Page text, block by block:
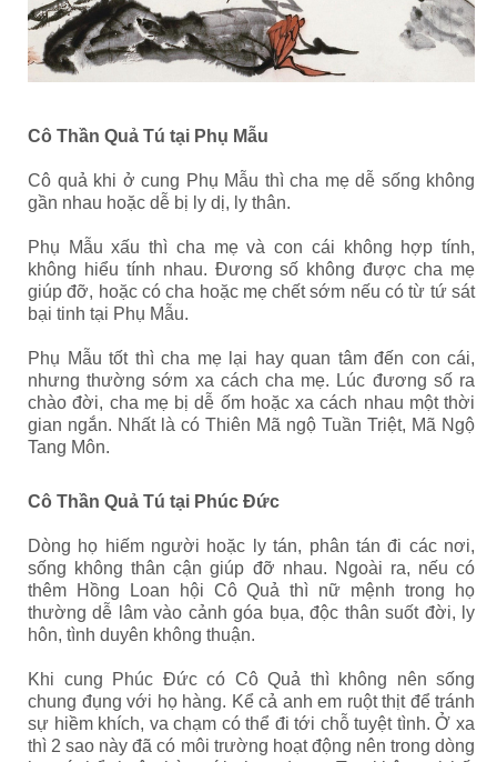
Cô Thần Quả Tú tại Phụ Mẫu
Cô quả khi ở cung Phụ Mẫu thì cha mẹ dễ sống không
gần nhau hoặc dễ bị ly dị, ly thân.
Phụ Mẫu xấu thì cha mẹ và con cái không hợp tính,
không hiểu tính nhau. Đương số không được cha mẹ
giúp đỡ, hoặc có cha hoặc mẹ chết sớm nếu có từ tứ sát
bại tinh tại Phụ Mẫu.
Phụ Mẫu tốt thì cha mẹ lại hay quan tâm đến con cái,
nhưng thường sớm xa cách cha mẹ. Lúc đương số ra
chào đời, cha mẹ bị dễ ốm hoặc xa cách nhau một thời
gian ngắn. Nhất là có Thiên Mã ngộ Tuần Triệt, Mã Ngộ
Tang Môn.
Cô Thần Quả Tú tại Phúc Đức
Dòng họ hiếm người hoặc ly tán, phân tán đi các nơi,
sống không thân cận giúp đỡ nhau. Ngoài ra, nếu có
thêm Hồng Loan hội Cô Quả thì nữ mệnh trong họ
thường dễ lâm vào cảnh góa bụa, độc thân suốt đời, ly
hôn, tình duyên không thuận.
Khi cung Phúc Đức có Cô Quả thì không nên sống
chung đụng với họ hàng. Kể cả anh em ruột thịt để tránh
sự hiềm khích, va chạm có thể đi tới chỗ tuyệt tình. Ở xa
thì 2 sao này đã có môi trường hoạt động nên trong dòng